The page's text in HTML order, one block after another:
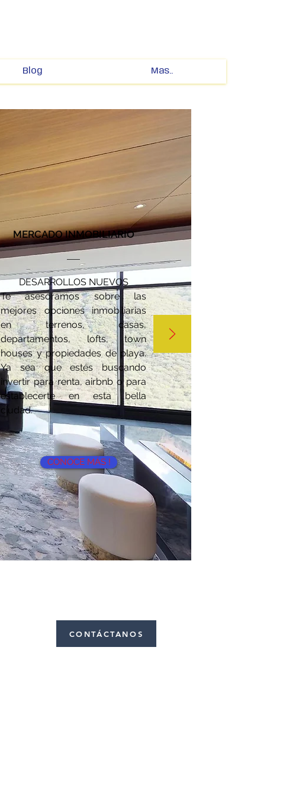
Blog Mas..
MERCADO INMOBILIARIO
DESARROLLOS NUEVOS
Te asesoramos sobre las
mejores opciones inmobiliarias
en terrenos, casas,
departamentos, lofts, town
houses y propiedades de playa.
Ya sea que estés buscando
invertir para renta, airbnb o para
establecerte en esta bella
ciudad.
CONOCE MÁS !
CONTÁCTANOS